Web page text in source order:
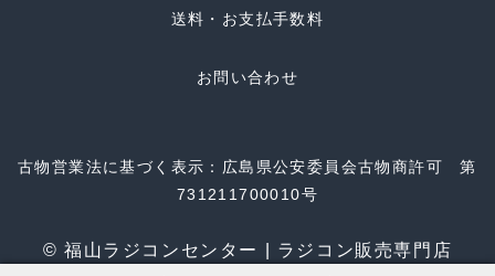
送料・お支払手数料
お問い合わせ
古物営業法に基づく表示：広島県公安委員会古物商許可 第
731211700010号
© 福山ラジコンセンター | ラジコン販売専門店